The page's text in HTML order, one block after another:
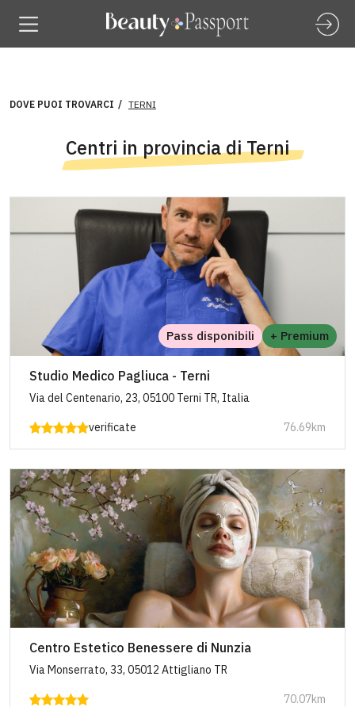
DOVE PUOI TROVARCI TERNI
Centri in provincia di Terni
Pass disponibili + Premium
Studio Medico Pagliuca - Terni
Via del Centenario, 23, 05100 Terni TR, Italia
verificate 76.69km
Centro Estetico Benessere di Nunzia
Via Monserrato, 33, 05012 Attigliano TR
70.07km